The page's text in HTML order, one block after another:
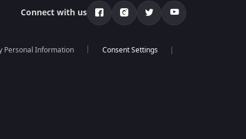
Connect with us
Personal Information